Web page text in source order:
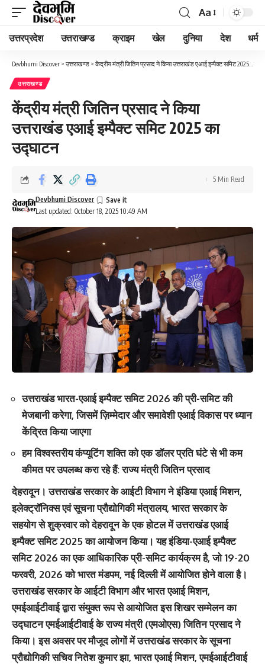
Font
Resizer
Aa
उत्तरप्रदेश उत्तराखण्ड क्राइम खेल दुनिया देश धर्म
Devbhumi Discover > उत्तराखण्ड > केंद्रीय मंत्री जितिन प्रसाद ने किया उत्तराखंड एआई इम्पैक्ट समिट 2025 का उद्घाटन
उत्तराखण्ड
केंद्रीय मंत्री जितिन प्रसाद ने किया
उत्तराखंड एआई इम्पैक्ट समिट 2025 का
उद्घाटन
Last updated: October 18, 2025 10:49 AM
Devbhumi Discover
5 Min Read
उत्तराखंड भारत-एआई इम्पैक्ट समिट 2026 की प्री-समिट की
मेजबानी करेगा, जिसमें ज़िम्मेदार और समावेशी एआई विकास पर ध्यान
केंद्रित किया जाएगा
हम विश्वस्तरीय कंप्यूटिंग शक्ति को एक डॉलर प्रति घंटे से भी कम
कीमत पर उपलब्ध करा रहे हैं: राज्य मंत्री जितिन प्रसाद
देहरादून। उत्तराखंड सरकार के आईटी विभाग ने इंडिया एआई मिशन,
इलेक्ट्रॉनिक्स एवं सूचना प्रौद्योगिकी मंत्रालय, भारत सरकार के
सहयोग से शुक्रवार को देहरादून के एक होटल में उत्तराखंड एआई
इम्पैक्ट समिट 2025 का आयोजन किया। यह इंडिया-एआई इम्पैक्ट
समिट 2026 का एक आधिकारिक प्री-समिट कार्यक्रम है, जो 19-20
फरवरी, 2026 को भारत मंडपम, नई दिल्ली में आयोजित होने वाला है।
उत्तराखंड सरकार के आईटी विभाग और भारत एआई मिशन,
एमईआईटीवाई द्वारा संयुक्त रूप से आयोजित इस शिखर सम्मेलन का
उद्घाटन एमईआईटीवाई के राज्य मंत्री (एमओएस) जितिन प्रसाद ने
किया। इस अवसर पर मौजूद लोगों में उत्तराखंड सरकार के सूचना
प्रौद्योगिकी सचिव नितेश कुमार झा, भारत एआई मिशन, एमईआईटीवाई